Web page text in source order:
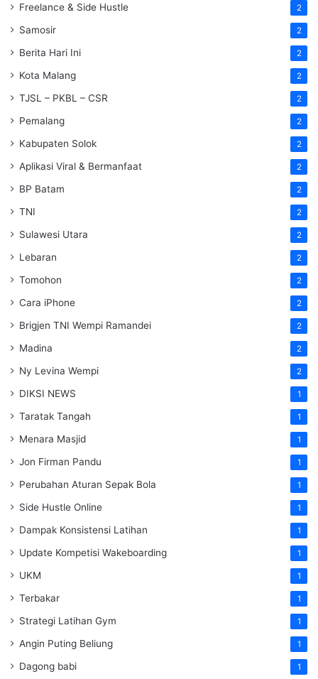
Freelance & Side Hustle 2
Samosir 2
Berita Hari Ini 2
Kota Malang 2
TJSL – PKBL – CSR 2
Pemalang 2
Kabupaten Solok 2
Aplikasi Viral & Bermanfaat 2
BP Batam 2
TNI 2
Sulawesi Utara 2
Lebaran 2
Tomohon 2
Cara iPhone 2
Brigjen TNI Wempi Ramandei 2
Madina 2
Ny Levina Wempi 2
DIKSI NEWS 1
Taratak Tangah 1
Menara Masjid 1
Jon Firman Pandu 1
Perubahan Aturan Sepak Bola 1
Side Hustle Online 1
Dampak Konsistensi Latihan 1
Update Kompetisi Wakeboarding 1
UKM 1
Terbakar 1
Strategi Latihan Gym 1
Angin Puting Beliung 1
Dagong babi 1